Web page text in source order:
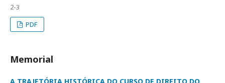
2-3
PDF
Memorial